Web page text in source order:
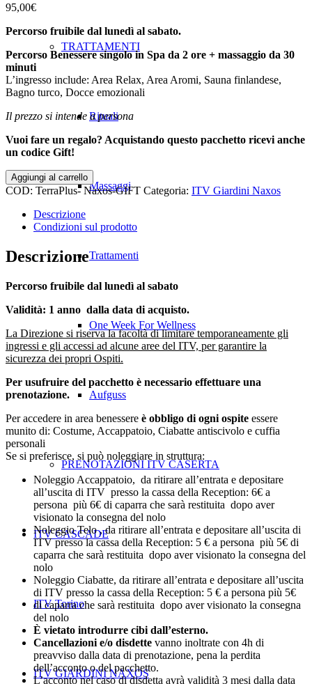
TRATTAMENTI
Rituali
Massaggi
Trattamenti
One Week For Wellness
Aufguss
PRENOTAZIONI ITV CASERTA
ITV CASCADE
ITV Torino
ITV GIARDINI NAXOS
95,00€
Percorso fruibile dal lunedì al sabato.
Percorso Benessere singolo in Spa da 2 ore + massaggio da 30
minuti
L’ingresso include: Area Relax, Area Aromi, Sauna finlandese,
Bagno turco, Docce emozionali
Il prezzo si intende a persona
Vuoi fare un regalo? Acquistando questo pacchetto ricevi anche
un codice Gift!
Aggiungi al carrello
COD: TerraPlus- Naxos-GIFT Categoria: ITV Giardini Naxos
Descrizione
Condizioni sul prodotto
Descrizione
Percorso fruibile dal lunedì al sabato
Validità: 1 anno dalla data di acquisto.
La Direzione si riserva la facoltà di limitare temporaneamente gli
ingressi e gli accessi ad alcune aree del ITV, per garantire la
sicurezza dei propri Ospiti.
Per usufruire del pacchetto è necessario effettuare una
prenotazione.
Per accedere in area benessere è obbligo di ogni ospite essere
munito di: Costume, Accappatoio, Ciabatte antiscivolo e cuffia
personali
Se si preferisce, si può noleggiare in struttura:
Noleggio Accappatoio, da ritirare all’entrata e depositare
all’uscita di ITV presso la cassa della Reception: 6€ a
persona più 6€ di caparra che sarà restituita dopo aver
visionato la consegna del nolo
Noleggio Telo , da ritirare all’entrata e depositare all’uscita di
ITV presso la cassa della Reception: 5 € a persona più 5€ di
caparra che sarà restituita dopo aver visionato la consegna del
nolo
Noleggio Ciabatte, da ritirare all’entrata e depositare all’uscita
di ITV presso la cassa della Reception: 5 € a persona più 5€
di caparra che sarà restituita dopo aver visionato la consegna
del nolo
È vietato introdurre cibi dall’esterno.
Cancellazioni e/o disdette vanno inoltrate con 4h di
preavviso dalla data di prenotazione, pena la perdita
dell’acconto o del pacchetto.
L’acconto nel caso di disdetta avrà validità 3 mesi dalla data